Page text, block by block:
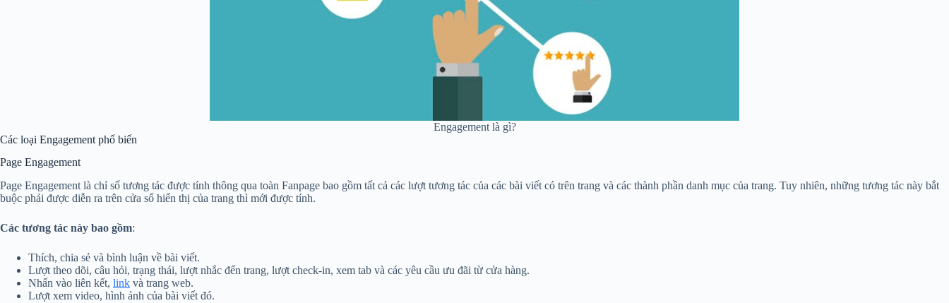
Engagement là gì?
Các loại Engagement phổ biến
Page Engagement
Page Engagement là chỉ số tương tác được tính thông qua toàn Fanpage bao gồm tất cả các lượt tương tác của các bài viết có trên trang và các thành phần danh mục của trang. Tuy nhiên, những tương tác này bắt
buộc phải được diễn ra trên cửa sổ hiển thị của trang thì mới được tính.
Các tương tác này bao gồm:
Thích, chia sẻ và bình luận về bài viết.
Lượt theo dõi, câu hỏi, trạng thái, lượt nhắc đến trang, lượt check-in, xem tab và các yêu cầu ưu đãi từ cửa hàng.
Nhấn vào liên kết, link và trang web.
Lượt xem video, hình ảnh của bài viết đó.